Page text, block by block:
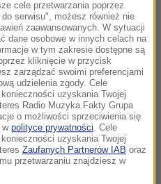
włosy i śniadą cerę.
czarną bluzę i
Dziewczynka z kolei
w odnalezieniu sprawców
policją.
video:
cele przetwarzania poprzez
serwisu", możesz również nie
zaawansowanych. W sytuacji
dane osobowe w innych celach na
w tym zakresie dostępne są
kliknięcie w przycisk
zarządzać swoimi preferencjami
udzielenia zgody. Cele
uzyskania Twojej
Radio Muzyka Fakty Grupa
o możliwości sprzeciwienia się
w polityce prywatności. Cele
uzyskania Twojej
Zaufanych Partnerów IAB oraz
przetwarzaniu znajdziesz w